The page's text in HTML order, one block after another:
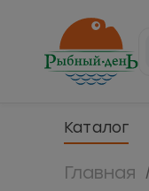
Каталог
Главная